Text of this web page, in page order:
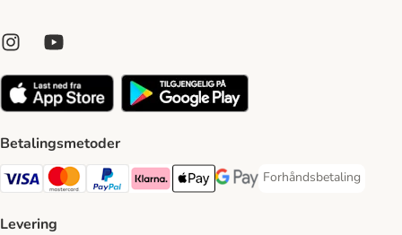
Betalingsmetoder
Visa Payment Method
Mastercard Payment Method
PayPal Payment Method
Klarna Payment Method
Apple Pay Payment Method
Google Pay Payment Method
Forhåndsbetaling
Forhåndsbetaling
Levering